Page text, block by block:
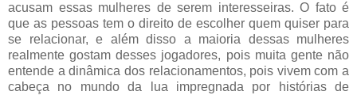
acusam essas mulheres de serem interesseiras. O fato é
que as pessoas tem o direito de escolher quem quiser para
se relacionar, e além disso a maioria dessas mulheres
realmente gostam desses jogadores, pois muita gente não
entende a dinâmica dos relacionamentos, pois vivem com a
cabeça no mundo da lua impregnada por histórias de